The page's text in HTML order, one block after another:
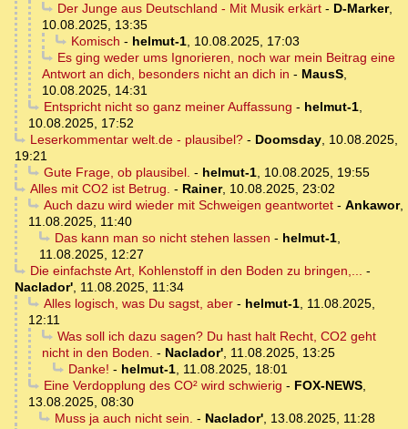
Der Junge aus Deutschland - Mit Musik erkärt- D-Marker,
10.08.2025, 13:35
Komisch - helmut-1, 10.08.2025, 17:03
Es ging weder ums Ignorieren, noch war mein Beitrag eine
Antwort an dich, besonders nicht an dich in - MausS,
10.08.2025, 14:31
Entspricht nicht so ganz meiner Auffassung - helmut-1,
10.08.2025, 17:52
Leserkommentar welt.de - plausibel?- Doomsday, 10.08.2025,
19:21
Gute Frage, ob plausibel. - helmut-1, 10.08.2025, 19:55
Alles mit CO2 ist Betrug. - Rainer, 10.08.2025, 23:02
Auch dazu wird wieder mit Schweigen geantwortet- Ankawor,
11.08.2025, 11:40
Das kann man so nicht stehen lassen - helmut-1,
11.08.2025, 12:27
Die einfachste Art, Kohlenstoff in den Boden zu bringen,... -
Naclador', 11.08.2025, 11:34
Alles logisch, was Du sagst, aber- helmut-1, 11.08.2025,
12:11
Was soll ich dazu sagen? Du hast halt Recht, CO2 geht
nicht in den Boden. - Naclador', 11.08.2025, 13:25
Danke! - helmut-1, 11.08.2025, 18:01
Eine Verdopplung des CO² wird schwierig - FOX-NEWS,
13.08.2025, 08:30
Muss ja auch nicht sein. - Naclador', 13.08.2025, 11:28